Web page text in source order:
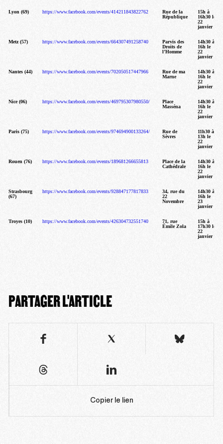
Lyon (69) https://www.facebook.com/events/414211843822762
Rue de la
République
15h à
16h30le
22
janvier
Metz (57) https://www.facebook.com/events/664307491258740
Parvis des
Droits de
l’Homme
14h30 à
16hle
22
janvier
Nantes (44) https://www.facebook.com/events/702050517447966
Rue de ma
Marne
14h30 à
16hle
22
janvier
Nice (06) https://www.facebook.com/events/469795307980550/
Place
Masséna
14h30 à
16hle
22
janvier
Paris (75) https://www.facebook.com/events/974694900133264/
Rue de
Sèvres
11h30 à
13hle
22
janvier
Rouen (76) https://www.facebook.com/events/189681266655813
Place de la
Cathédrale
14h30 à
16hle
22
janvier
Strasbourg
(67)
https://www.facebook.com/events/928847177817833
34, rue du
22
Novembre
14h30 à
16hle
23
janvier
Troyes (10) https://www.facebook.com/events/426304732551740
71, rue
Émile Zola
15h à
17h30le
22
janvier
PARTAGER L'ARTICLE
Copier le lien